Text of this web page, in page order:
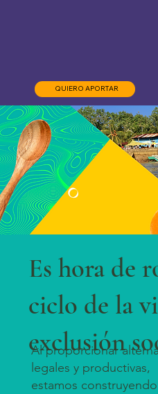
QUIERO APORTAR
Al proporcionar
legales y productivas,
estamos construyendo
Es hora de
ciclo de la
exclusión